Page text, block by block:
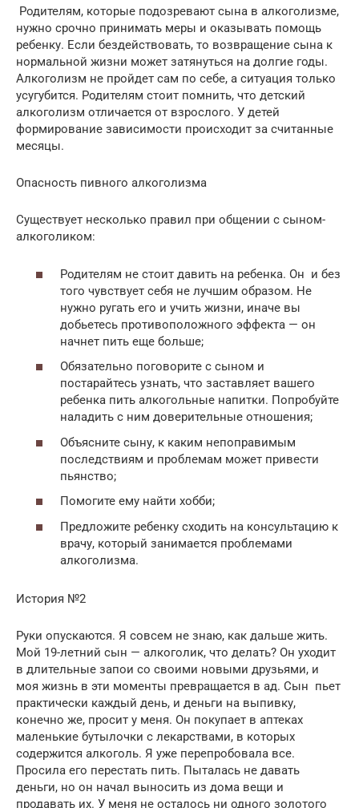
Родителям, которые подозревают сына в алкоголизме,
нужно срочно принимать меры и оказывать помощь
ребенку. Если бездействовать, то возвращение сына к
нормальной жизни может затянуться на долгие годы.
Алкоголизм не пройдет сам по себе, а ситуация только
усугубится. Родителям стоит помнить, что детский
алкоголизм отличается от взрослого. У детей
формирование зависимости происходит за считанные
месяцы.
Опасность пивного алкоголизма
Существует несколько правил при общении с сыном-
алкоголиком:
Родителям не стоит давить на ребенка. Он и без
того чувствует себя не лучшим образом. Не
нужно ругать его и учить жизни, иначе вы
добьетесь противоположного эффекта — он
начнет пить еще больше;
Обязательно поговорите с сыном и
постарайтесь узнать, что заставляет вашего
ребенка пить алкогольные напитки. Попробуйте
наладить с ним доверительные отношения;
Объясните сыну, к каким непоправимым
последствиям и проблемам может привести
пьянство;
Помогите ему найти хобби;
Предложите ребенку сходить на консультацию к
врачу, который занимается проблемами
алкоголизма.
История №2
Руки опускаются. Я совсем не знаю, как дальше жить.
Мой 19-летний сын — алкоголик, что делать? Он уходит
в длительные запои со своими новыми друзьями, и
моя жизнь в эти моменты превращается в ад. Сын пьет
практически каждый день, и деньги на выпивку,
конечно же, просит у меня. Он покупает в аптеках
маленькие бутылочки с лекарствами, в которых
содержится алкоголь. Я уже перепробовала все.
Просила его перестать пить. Пыталась не давать
деньги, но он начал выносить из дома вещи и
продавать их. У меня не осталось ни одного золотого